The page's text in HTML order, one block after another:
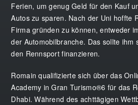
Ferien, um genug Geld für den Kauf
Autos zu sparen. Nach der Uni hoffte
Firma gründen zu können, entweder
der Automobilbranche. Das sollte ihm
den Rennsport finanzieren.
Romain qualifizierte sich über das
Academy in Gran Turismo®6 für das
Dhabi. Während des achttägigen